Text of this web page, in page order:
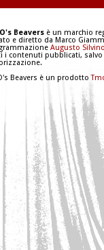
Beavers è un marchio
e diretto da Marco
Augusto Silvino
i contenuti pubblicati,
Beavers è un prodotto